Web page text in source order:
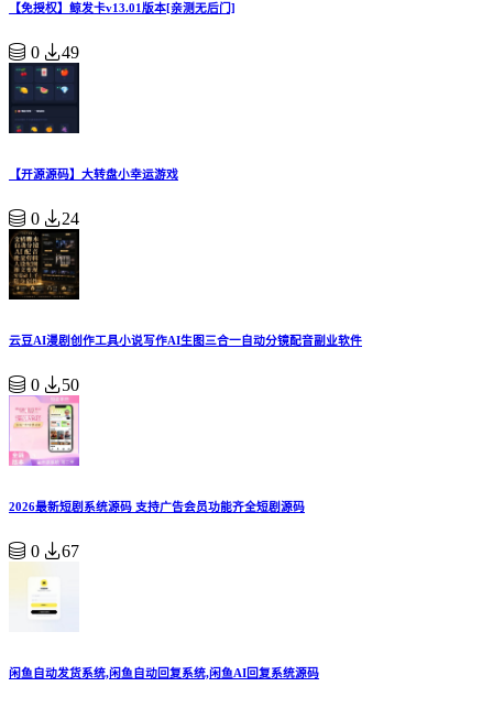
【免授权】鲸发卡v13.01版本[亲测无后门]
0 49
【开源源码】大转盘小幸运游戏
0 24
云豆AI漫剧创作工具小说写作AI生图三合一自动分镜配音副业软件
0 50
2026最新短剧系统源码 支持广告会员功能齐全短剧源码
0 67
闲鱼自动发货系统,闲鱼自动回复系统,闲鱼AI回复系统源码